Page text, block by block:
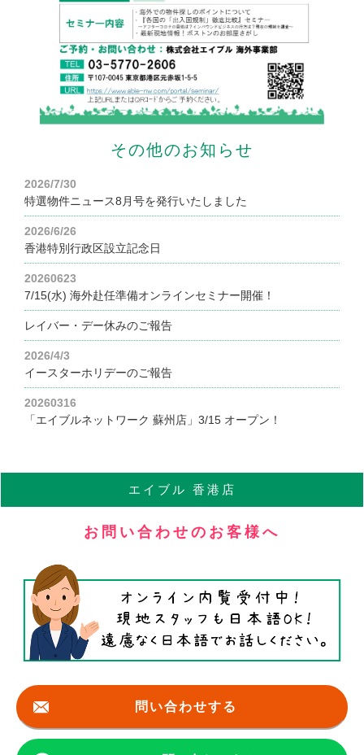
その他のお知らせ
2026/7/30
特選物件ニュース8月号を発行いたしました
2026/6/26
香港特別行政区設立記念日
20260623
7/15(水) 海外赴任準備オンラインセミナー開催！
レイバー・デー休みのご報告
2026/4/3
イースターホリデーのご報告
20260316
「エイブルネットワーク 蘇州店」3/15 オープン！
エイブル 香港店
お問い合わせのお客様へ
問い合わせする